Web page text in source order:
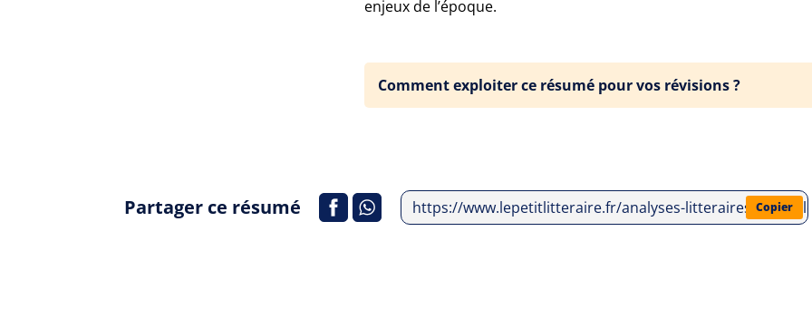
enjeux de l’époque.
Comment exploiter ce résumé pour vos révisions ?
Partager ce résumé https://www.lepetitlitteraire.fr/analyses-litteraires/pierre-
Copier